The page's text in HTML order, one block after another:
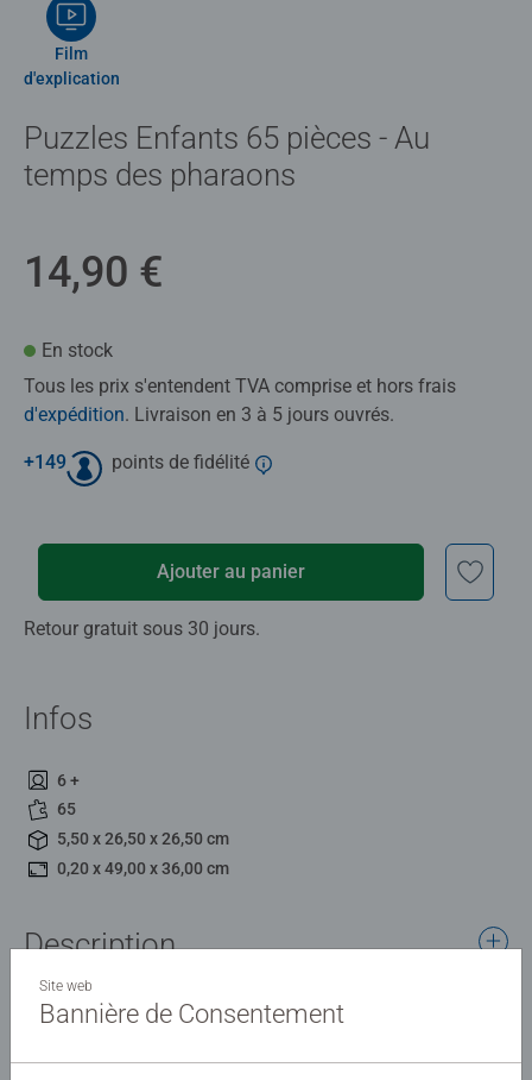
Film
d'explication
Puzzles Enfants 65 pièces - Au
temps des pharaons
14,90 €
En stock
Tous les prix s'entendent TVA comprise et hors frais
d'expédition. Livraison en 3 à 5 jours ouvrés.
+149 points de fidélité
Ajouter au panier
Retour gratuit sous 30 jours.
Infos
6 +
65
5,50 x 26,50 x 26,50 cm
0,20 x 49,00 x 36,00 cm
Description
Curieux petit, curieux pour la vie ! Un puzzle double face
et voyager au temps des pharaons, dès 6 ans.
Site web
Bannière de Consentement